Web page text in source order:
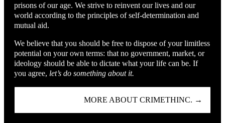
prisons of our age. We strive to reinvent our lives and our
world according to the principles of self-determination and
mutual aid.
We believe that you should be free to dispose of your limitless
potential on your own terms: that no government, market, or
ideology should be able to dictate what your life can be. If
you agree, let’s do something about it.
MORE ABOUT CRIMETHINC. →